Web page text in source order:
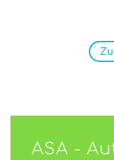
ASA -